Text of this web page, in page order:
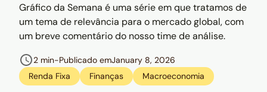
Gráfico da Semana é uma série em que tratamos de
um tema de relevância para o mercado global, com
um breve comentário do nosso time de análise.
2 min-Publicado emJanuary 8, 2026
Renda Fixa
Finanças Macroeconomia